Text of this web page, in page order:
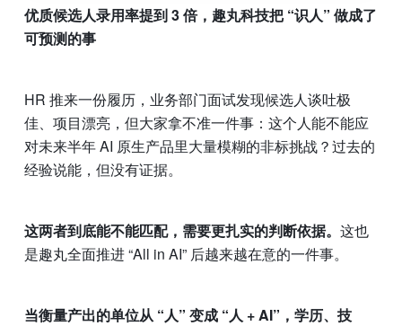
优质候选人录用率提到 3 倍，趣丸科技把 “识人” 做成了
可预测的事
HR 推来一份履历，业务部门面试发现候选人谈吐极
佳、项目漂亮，但大家拿不准一件事：这个人能不能应
对未来半年 AI 原生产品里大量模糊的非标挑战？过去的
经验说能，但没有证据。
这两者到底能不能匹配，需要更扎实的判断依据。 这也
是趣丸全面推进 “All in AI” 后越来越在意的一件事。
当衡量产出的单位从 “人” 变成 “人 + AI”，学历、技